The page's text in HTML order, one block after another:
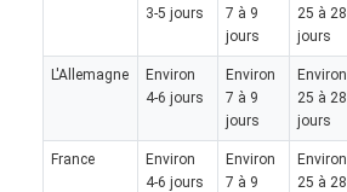
3-5 jours
7 à 9
jours
25 à 28
jours
L'Allemagne
Environ
4-6 jours
Environ
7 à 9
jours
Environ
25 à 28
jours
France
Environ
4-6 jours
Environ
7 à 9
Environ
25 à 28